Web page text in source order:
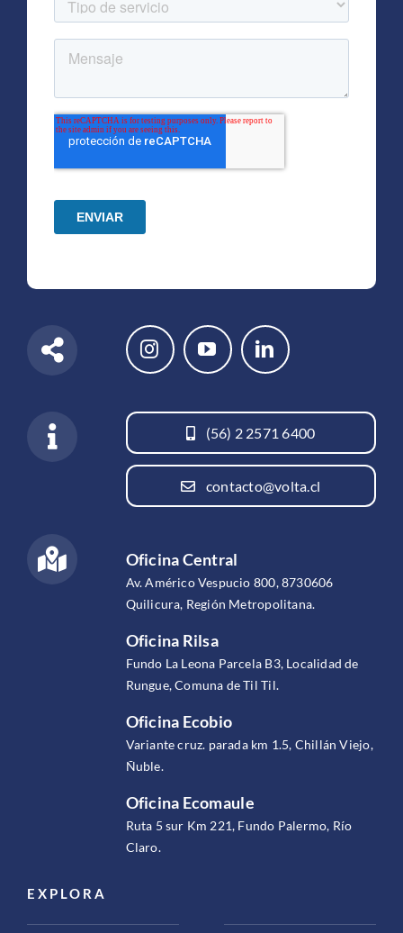
(56) 2 2571 6400
contacto@volta.cl
Oficina Central
Av. Américo Vespucio 800, 8730606
Quilicura, Región Metropolitana.
Oficina Rilsa
Fundo La Leona Parcela B3, Localidad de
Rungue, Comuna de Til Til.
Oficina Ecobio
Variante cruz. parada km 1.5, Chillán Viejo,
Ñuble.
Oficina Ecomaule
Ruta 5 sur Km 221, Fundo Palermo, Río
Claro.
EXPLORA